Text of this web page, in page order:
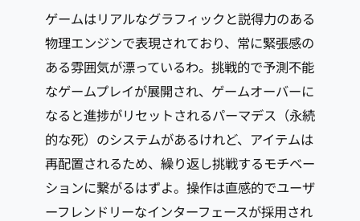
ゲームはリアルなグラフィックと説得力のある
物理エンジンで表現されており、常に緊張感の
ある雰囲気が漂っているわ。挑戦的で予測不能
なゲームプレイが展開され、ゲームオーバーに
なると進捗がリセットされるパーマデス（永続
的な死）のシステムがあるけれど、アイテムは
再配置されるため、繰り返し挑戦するモチベー
ションに繋がるはずよ。操作は直感的でユーザ
ーフレンドリーなインターフェースが採用され